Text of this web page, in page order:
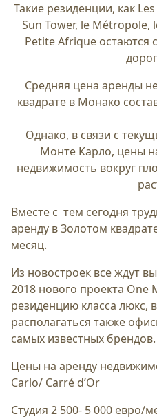
Такие резиденции, как
Sun Tower, le
Petite Afrique
Средняя цена аренды
квадрате в Монако
Однако, в связи с
Монте Карло, цены
недвижимость вокруг
Вместе с тем сегодня
аренду в Золотом
месяц.
Из новостроек все ждут
2018 нового проекта
резиденцию класса люкс,
располагаться также
самых известных брендов.
Цены на аренду
Carlo/ Carré d’Or
Студия 2 500- 5 000 евро/